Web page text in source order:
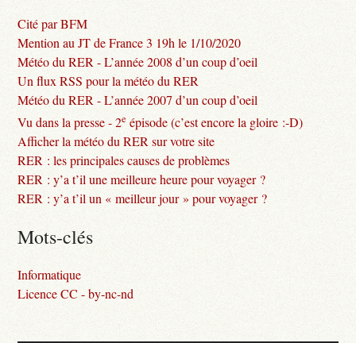
Cité par BFM
Mention au JT de France 3 19h le 1/10/2020
Météo du RER - L’année 2008 d’un coup d’oeil
Un flux RSS pour la météo du RER
Météo du RER - L’année 2007 d’un coup d’oeil
Vu dans la presse - 2e épisode (c’est encore la gloire :-D)
Afficher la météo du RER sur votre site
RER : les principales causes de problèmes
RER : y’a t’il une meilleure heure pour voyager ?
RER : y’a t’il un « meilleur jour » pour voyager ?
Mots-clés
Informatique
Licence CC - by-nc-nd